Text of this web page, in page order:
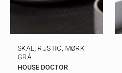
SKÅL, RUSTIC, MØRK
GRÅ
HOUSE DOCTOR